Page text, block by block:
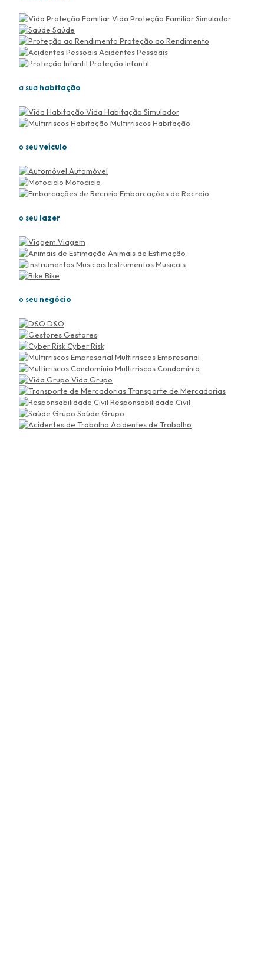
Vida Proteção FamiliarSimulador
Saúde
Proteção ao Rendimento
Acidentes Pessoais
Proteção Infantil
a sua habitação
Vida Habitação Simulador
Multirriscos Habitação
o seuveículo
Automóvel
Motociclo
Embarcações de Recreio
o seu lazer
Viagem
Animais de Estimação
Instrumentos Musicais
Bike
o seu negócio
D&O
Gestores
Cyber Risk
Multirriscos Empresarial
Multirriscos Condomínio
Vida Grupo
Transporte de Mercadorias
Responsabilidade Civil
Saúde Grupo
Acidentes de Trabalho